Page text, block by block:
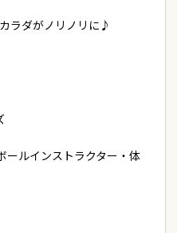
ラダがノリノリに♪
ルインストラクター・体